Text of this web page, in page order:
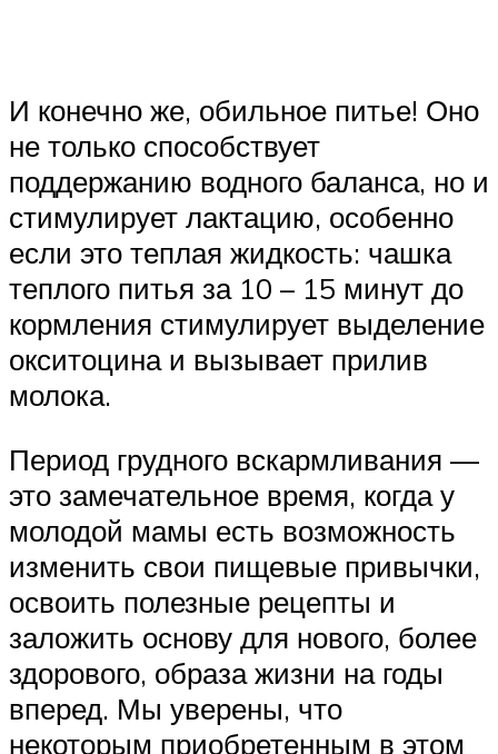
И конечно же, обильное питье! Оно
не только способствует
поддержанию водного баланса, но и
стимулирует лактацию, особенно
если это теплая жидкость: чашка
теплого питья за 10 – 15 минут до
кормления стимулирует выделение
окситоцина и вызывает прилив
молока.
Период грудного вскармливания —
это замечательное время, когда у
молодой мамы есть возможность
изменить свои пищевые привычки,
освоить полезные рецепты и
заложить основу для нового, более
здорового, образа жизни на годы
вперед. Мы уверены, что
некоторым приобретенным в этом